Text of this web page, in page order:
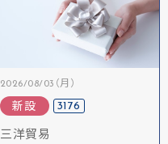
2026/08/03（月）
新設 3176
三洋貿易